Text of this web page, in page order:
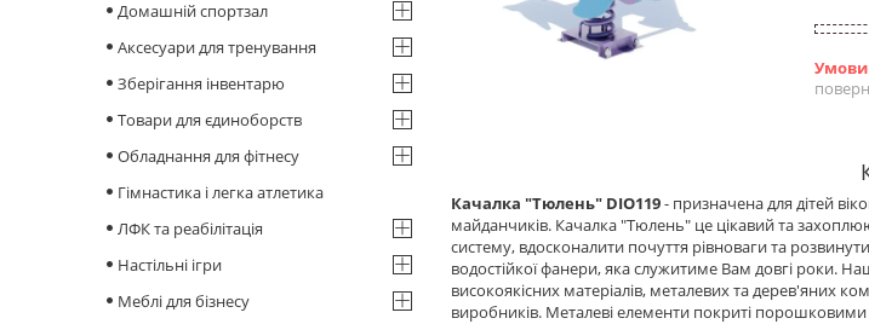
Качалка "Тюлень" DIO119- призначена для дітей
майданчиків. Качалка "Тюлень" це цікавий та
систему, вдосконалити почуття рівноваги та
водостійкої фанери, яка служитиме Вам довгі роки.
високоякісних матеріалів, металевих та дерев'яних
виробників. Металеві елементи покриті
Домашній спортзал
Аксесуари для тренування
Зберігання інвентарю
Товари для єдиноборств
Обладнання для фітнесу
Гімнастика і легка атлетика
ЛФК та реабілітація
Настільні ігри
Меблі для бізнесу